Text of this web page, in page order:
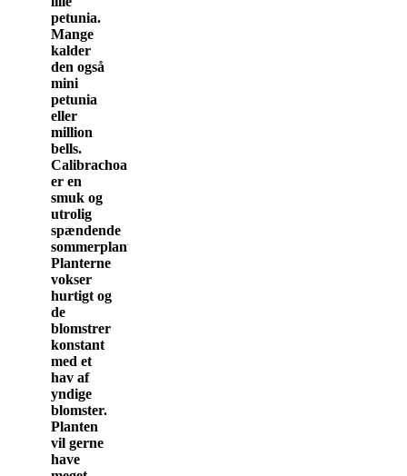
petunia.
Mange
kalder
den også
mini
petunia
eller
million
bells.
Calibrachoa
er en
smuk og
utrolig
spændende
sommerplante.
Planterne
vokser
hurtigt og
de
blomstrer
konstant
med et
hav af
yndige
blomster.
Planten
vil gerne
have